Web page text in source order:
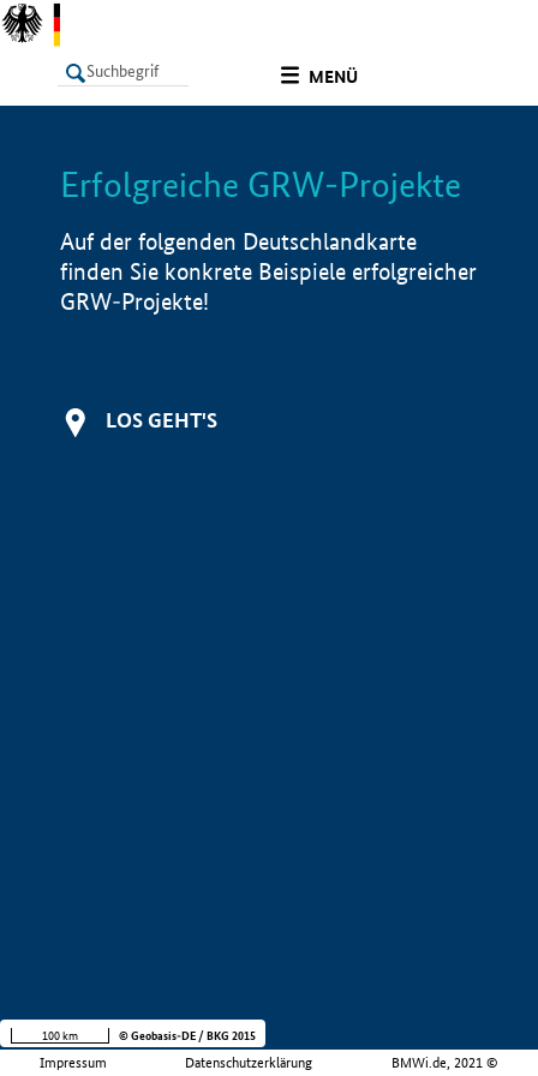
MENÜ
LISTE Info
Erfolgreiche GRW-Projekte
Auf der folgenden Deutschlandkarte
finden Sie konkrete Beispiele erfolgreicher
GRW-Projekte!
LOS GEHT'S
Impressum Datenschutzerklärung BMWi.de, 2021 ©
100 km © Geobasis-DE / BKG 2015